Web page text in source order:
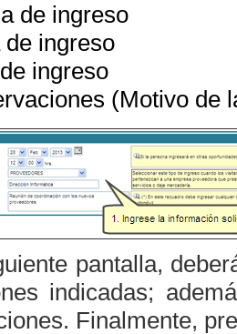
de ingreso
de ingreso
ingreso
(Motivo de
pantalla,
indicadas;
Finalmente,